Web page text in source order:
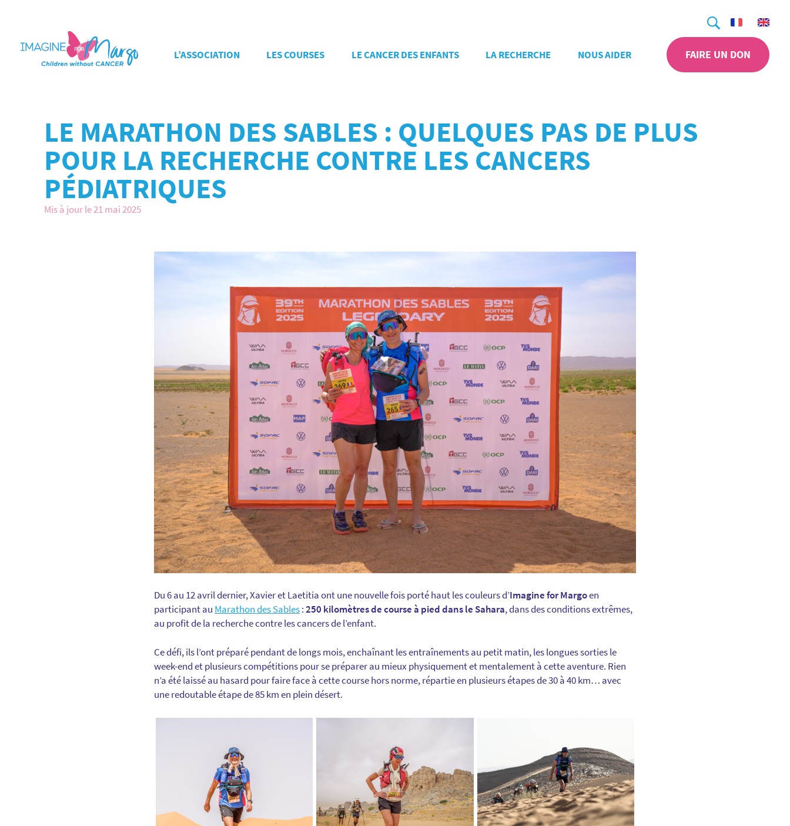
Recherche
L’ASSOCIATION LES COURSES LE CANCER DES ENFANTS LA RECHERCHE NOUS AIDER FAIRE UN DON
LE MARATHON DES SABLES : QUELQUES PAS DE PLUS
POUR LA RECHERCHE CONTRE LES CANCERS
PÉDIATRIQUES
Mis à jour le 21 mai 2025
Du 6 au 12 avril dernier, Xavier et Laetitia ont une nouvelle fois porté haut les couleurs d’Imagine for Margoen
participant au Marathon des Sables:250 kilomètres de course à pied dans le Sahara, dans des conditions extrêmes,
au profit de la recherche contre les cancers de l’enfant.
Ce défi, ils l’ont préparé pendant de longs mois, enchaînant les entraînements au petit matin, les longues sorties le
week-end et plusieurs compétitions pour se préparer au mieux physiquement et mentalement à cette aventure. Rien
n’a été laissé au hasard pour faire face à cette course hors norme, répartie en plusieurs étapes de 30 à 40 km… avec
une redoutable étape de 85 km en plein désert.